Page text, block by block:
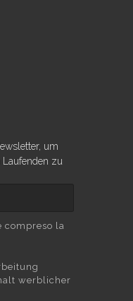
um
Laufenden zu
compreso la
werblicher